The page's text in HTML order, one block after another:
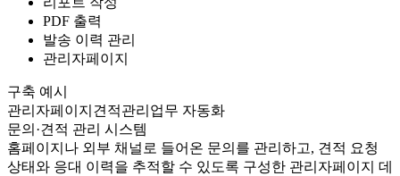
PDF 출력
발송 이력 관리
관리자페이지
구축 예시
관리자페이지 견적관리 업무 자동화
문의·견적 관리 시스템
홈페이지나 외부 채널로 들어온 문의를 관리하고, 견적 요청
상태와 응대 이력을 추적할 수 있도록 구성한 관리자페이지 데